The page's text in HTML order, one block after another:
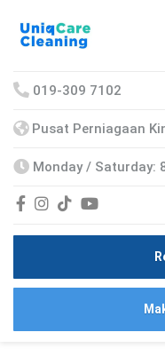
019-309 7102
Pusat Perniagaan
Monday / Saturday: